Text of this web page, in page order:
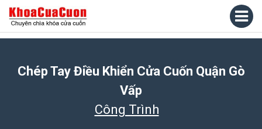
Chép Tay Điều Khiển Cửa Cuốn Quận Gò
Vấp
Công Trình